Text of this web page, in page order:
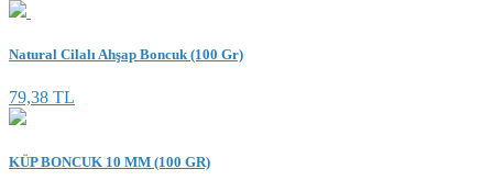
Natural Cilalı Ahşap Boncuk (100 Gr)
79,38 TL
KÜP BONCUK 10 MM (100 GR)